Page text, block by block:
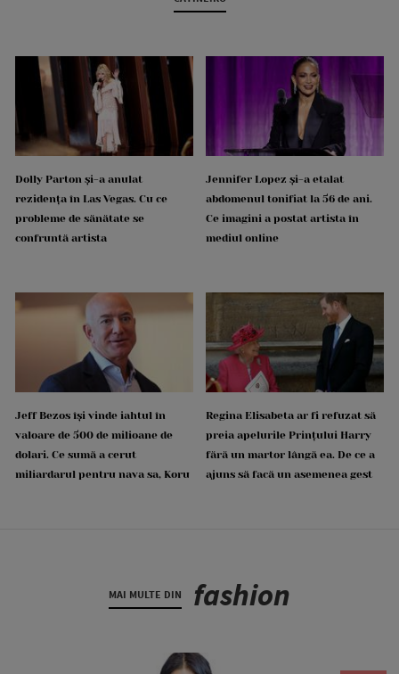
Dolly Parton și-a anulat
rezidența în Las Vegas. Cu ce
probleme de sănătate se
confruntă artista
Jennifer Lopez și-a etalat
abdomenul tonifiat la 56 de ani.
Ce imagini a postat artista în
mediul online
Jeff Bezos își vinde iahtul în
valoare de 500 de milioane de
dolari. Ce sumă a cerut
miliardarul pentru nava sa, Koru
Regina Elisabeta ar fi refuzat să
preia apelurile Prințului Harry
fără un martor lângă ea. De ce a
ajuns să facă un asemenea gest
MAI MULTE DIN fashion